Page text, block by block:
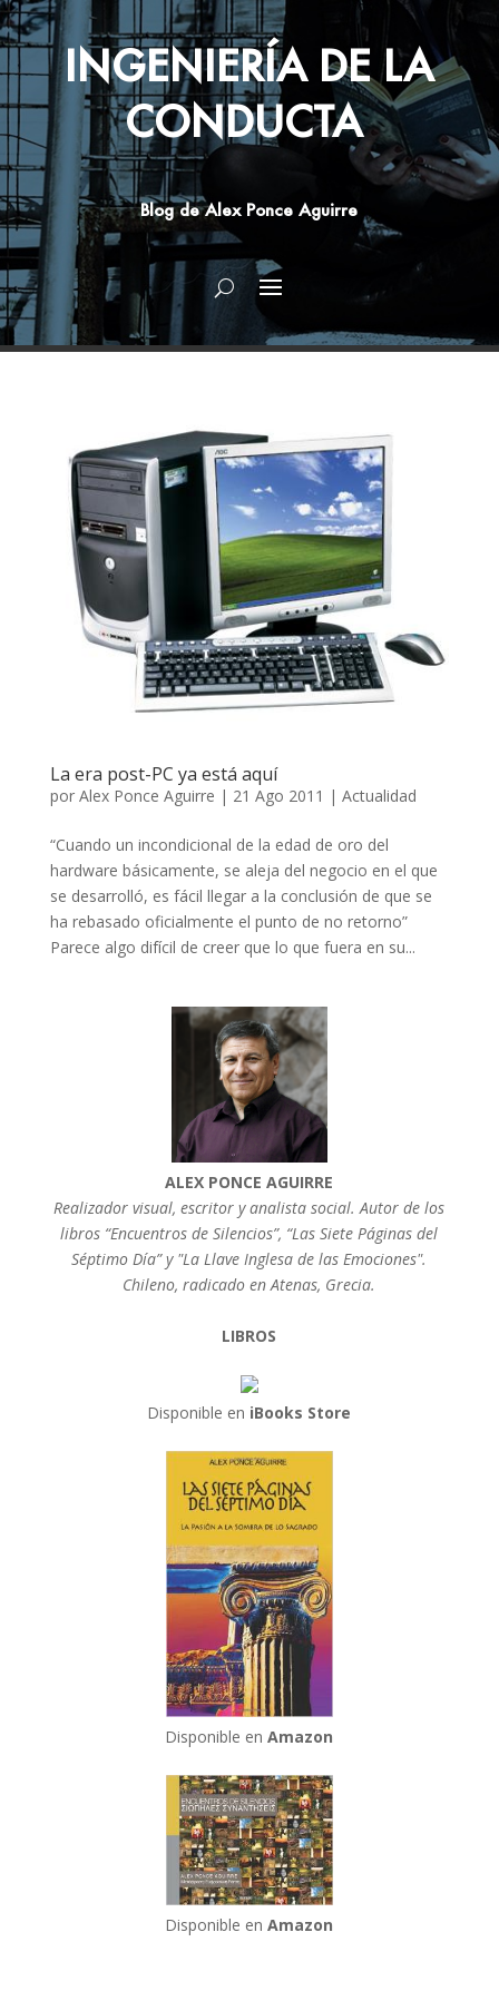
INGENIERÍA DE LA
CONDUCTA
Blog de Alex Ponce Aguirre
La era post-PC ya está aquí
por Alex Ponce Aguirre | 21 Ago 2011 | Actualidad
“Cuando un incondicional de la edad de oro del
hardware básicamente, se aleja del negocio en el que
se desarrolló, es fácil llegar a la conclusión de que se
ha rebasado oficialmente el punto de no retorno”
Parece algo difícil de creer que lo que fuera en su...
ALEX PONCE AGUIRRE
Realizador visual, escritor y analista social. Autor de los
libros “Encuentros de Silencios”, “Las Siete Páginas del
Séptimo Día” y "La Llave Inglesa de las Emociones".
Chileno, radicado en Atenas, Grecia.
LIBROS
Disponible en iBooks Store
Disponible enAmazon
Disponible enAmazon